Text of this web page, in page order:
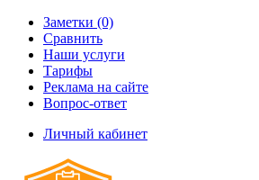
Заметки (0)
Сравнить
Наши услуги
Тарифы
Реклама на сайте
Вопрос-ответ
Личный кабинет